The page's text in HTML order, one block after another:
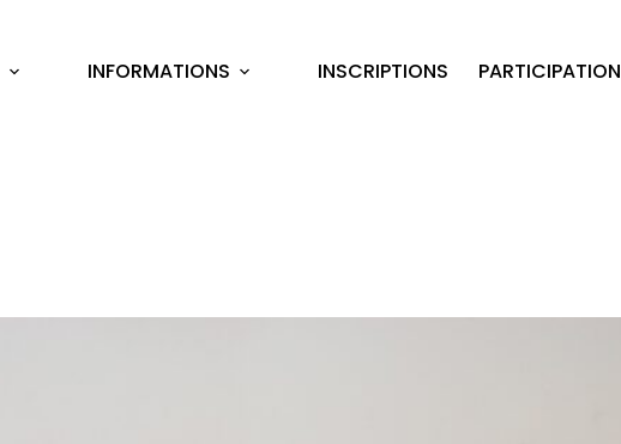
INFORMATIONS INSCRIPTIONS PARTICIPATION